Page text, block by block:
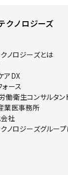
クノロジーズ
ノロジーズとは
アDX
ース
働衛生コンサルタン
業医事務所
社
ノロジーズグルー